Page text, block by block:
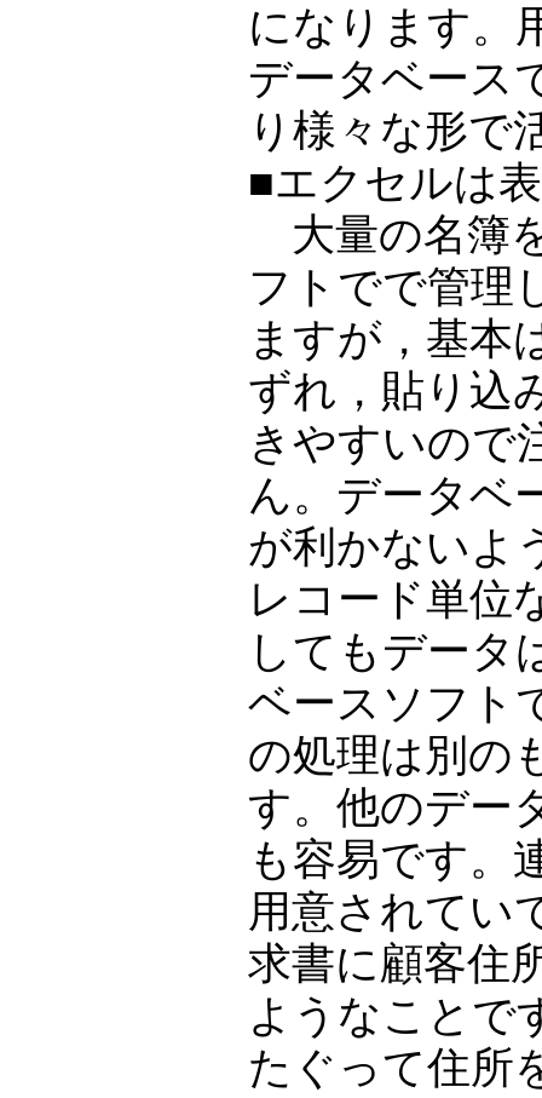
になります。
データベース
り様々な形で
■エクセルは
大量の名簿
フトでで管理
ますが，基本
ずれ，貼り込
きやすいので
ん。データベ
が利かないよ
レコード単位
してもデータ
ベースソフト
の処理は別の
す。他のデー
も容易です。
用意されてい
求書に顧客住
ようなことで
たぐって住所